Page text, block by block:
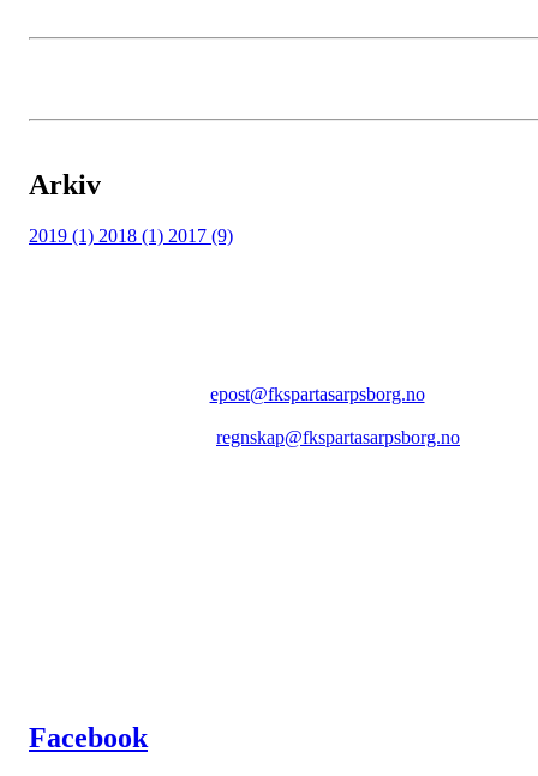
Arkiv
2019 (1) 2018 (1) 2017 (9)
epost@fkspartasarpsborg.no
regnskap@fkspartasarpsborg.no
Facebook